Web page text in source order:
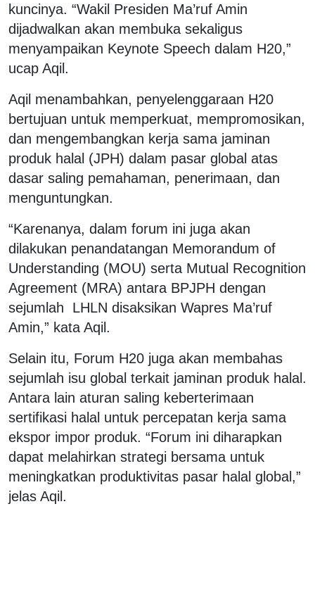
kuncinya. “Wakil Presiden Ma’ruf Amin
dijadwalkan akan membuka sekaligus
menyampaikan Keynote Speech dalam H20,”
ucap Aqil.
Aqil menambahkan, penyelenggaraan H20
bertujuan untuk memperkuat, mempromosikan,
dan mengembangkan kerja sama jaminan
produk halal (JPH) dalam pasar global atas
dasar saling pemahaman, penerimaan, dan
menguntungkan.
“Karenanya, dalam forum ini juga akan
dilakukan penandatangan Memorandum of
Understanding (MOU) serta Mutual Recognition
Agreement (MRA) antara BPJPH dengan
sejumlah LHLN disaksikan Wapres Ma’ruf
Amin,” kata Aqil.
Selain itu, Forum H20 juga akan membahas
sejumlah isu global terkait jaminan produk halal.
Antara lain aturan saling keberterimaan
sertifikasi halal untuk percepatan kerja sama
ekspor impor produk. “Forum ini diharapkan
dapat melahirkan strategi bersama untuk
meningkatkan produktivitas pasar halal global,”
jelas Aqil.